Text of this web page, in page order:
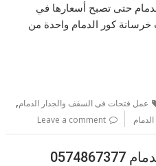
حتى تصبح أسعارها في
كور الدمام واحدة من
عمل فتحات فى السقف والجدار الدمام,
Leave a comment